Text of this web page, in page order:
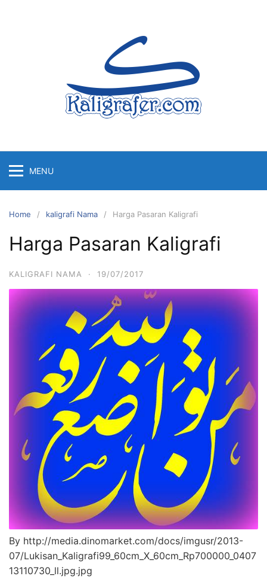
MENU
Home kaligrafi Nama Harga Pasaran Kaligrafi
Harga Pasaran Kaligrafi
KALIGRAFI NAMA · 19/07/2017
By http://media.dinomarket.com/docs/imgusr/2013-
07/Lukisan_Kaligrafi99_60cm_X_60cm_Rp700000_0407
13110730_ll.jpg.jpg